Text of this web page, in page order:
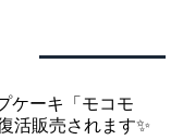
ケーキ「モコモ
活販売されます✨